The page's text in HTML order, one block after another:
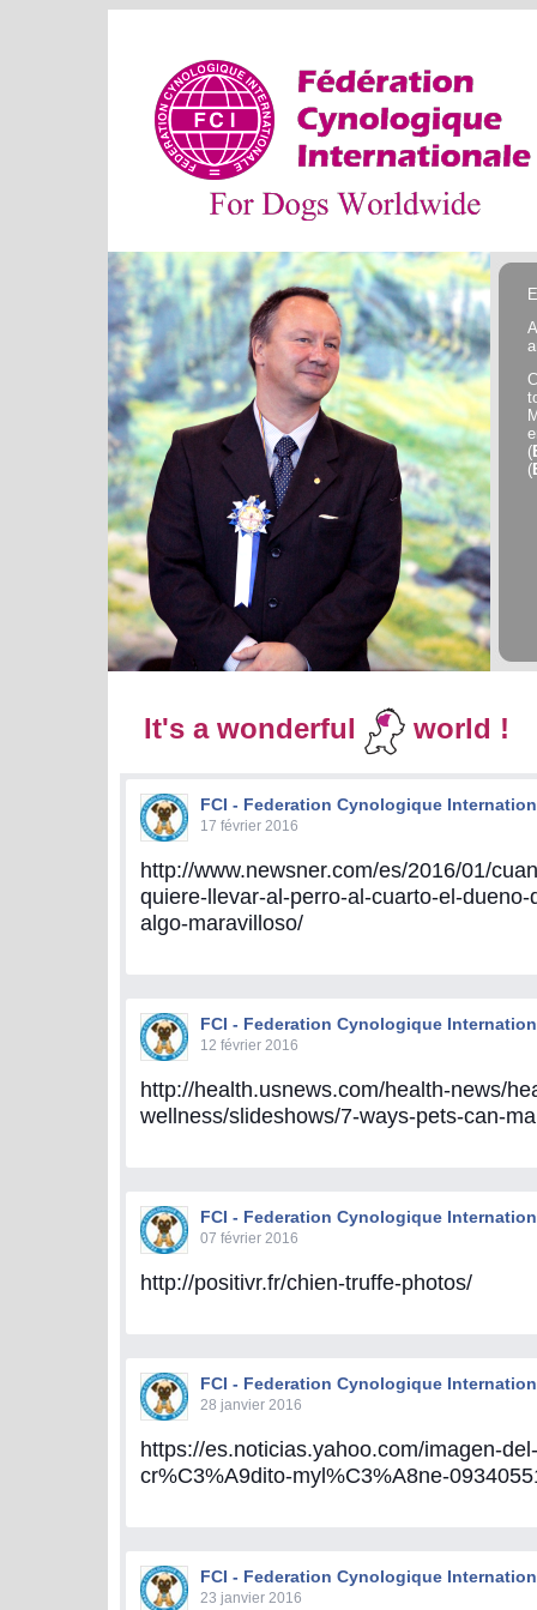
(
(
It's a wonderful world !
FCI - Federation Cynologique
17 février 2016
http://www.newsner.com/es/2016/01/
quiere-llevar-al-perro-al-cuarto-el-
algo-maravilloso/
FCI - Federation Cynologique
12 février 2016
http://health.usnews.com/health-news/
wellness/slideshows/7-ways-pets-can-
FCI - Federation Cynologique
07 février 2016
http://positivr.fr/chien-truffe-photos/
FCI - Federation Cynologique
28 janvier 2016
https://es.noticias.yahoo.com/imagen-
cr%C3%A9dito-myl%C3%A8ne-
FCI - Federation Cynologique
23 janvier 2016